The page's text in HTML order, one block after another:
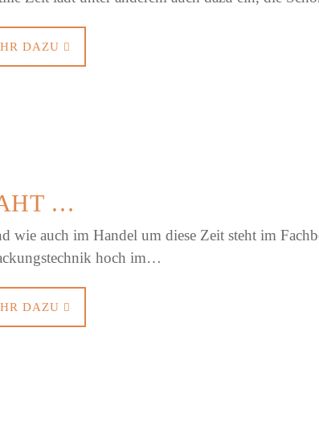
DAZU
…
wie auch im Handel um diese Zeit steht im
hoch im…
DAZU